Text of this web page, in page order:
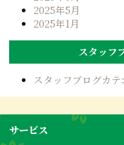
2025年5月
2025年1月
スタッフ
スタッフブログカテ
サービス